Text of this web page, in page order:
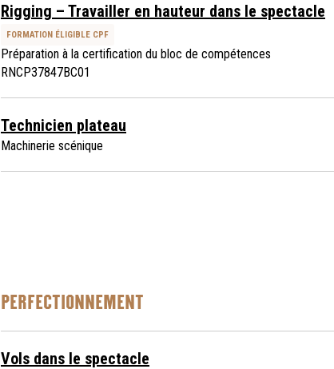
Rigging – Travailler en hauteur dans le spectacle
FORMATION ÉLIGIBLE CPF
Préparation à la certification du bloc de compétences
RNCP37847BC01
Technicien plateau
Machinerie scénique
PERFECTIONNEMENT
Vols dans le spectacle